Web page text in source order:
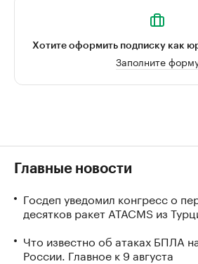
Хотите оформить подписку как
Заполните
Главные новости
Госдеп уведомил конгресс о
десятков ракет ATACMS из
Что известно об атаках БПЛА
России. Главное к 9 августа